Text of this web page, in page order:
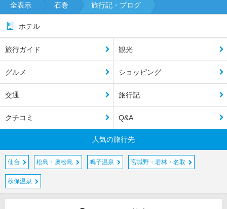
全表示 石巻 旅行記・ブログ
ホテル
旅行ガイド 観光
グルメ ショッピング
交通 旅行記
クチコミ Q&A
人気の旅行先
仙台 松島・奥松島 鳴子温泉 宮城野・若林・名取
秋保温泉